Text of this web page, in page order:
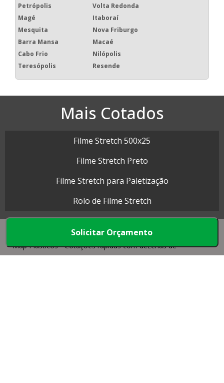
Solicitar Orçamento
Petrópolis
Volta Redonda
Magé
Itaboraí
Mesquita
Nova Friburgo
Barra Mansa
Macaé
Cabo Frio
Nilópolis
Teresópolis
Resende
Mais Cotados
Filme Stretch 500x25
Filme Stretch Preto
Filme Stretch para Paletização
Rolo de Filme Stretch
Map Plásticos - Cotações rápidas com dezenas de